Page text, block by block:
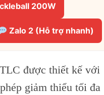
200W
Zalo 2 (Hỗ trợ nhanh)
được thiết kế với
giảm thiểu tối đa